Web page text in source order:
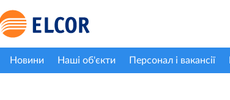
Новини Наші об'єкти Персонал і вакансії